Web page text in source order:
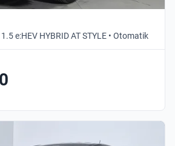
e:HEV HYBRID AT STYLE • Otomatik